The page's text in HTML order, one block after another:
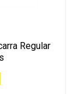
Regular